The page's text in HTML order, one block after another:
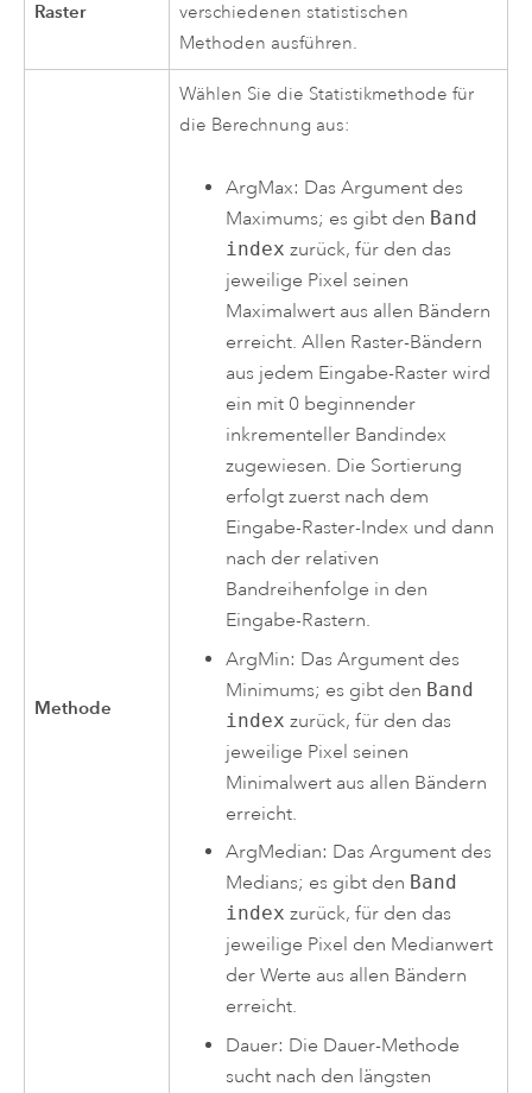
Raster
verschiedenen statistischen
Methoden ausführen.
Methode
Wählen Sie die Statistikmethode für
die Berechnung aus:
ArgMax: Das Argument des
Maximums; es gibt den Band
index zurück, für den das
jeweilige Pixel seinen
Maximalwert aus allen Bändern
erreicht. Allen Raster-Bändern
aus jedem Eingabe-Raster wird
ein mit 0 beginnender
inkrementeller Bandindex
zugewiesen. Die Sortierung
erfolgt zuerst nach dem
Eingabe-Raster-Index und dann
nach der relativen
Bandreihenfolge in den
Eingabe-Rastern.
ArgMin: Das Argument des
Minimums; es gibt den Band
index zurück, für den das
jeweilige Pixel seinen
Minimalwert aus allen Bändern
erreicht.
ArgMedian: Das Argument des
Medians; es gibt den Band
index zurück, für den das
jeweilige Pixel den Medianwert
der Werte aus allen Bändern
erreicht.
Dauer: Die Dauer-Methode
sucht nach den längsten